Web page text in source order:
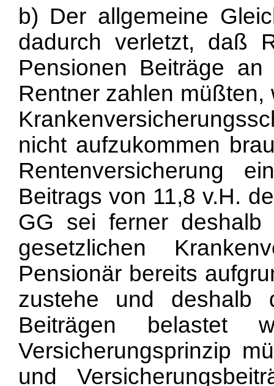
b) Der allgemeine
dadurch verletzt, daß
Pensionen Beiträge
Rentner zahlen
nicht aufzukommen
Rentenversicherung
Beitrags von 11,8 v.H.
GG sei ferner
gesetzlichen
Pensionär bereits
zustehe und deshalb
Beiträgen belastet
Versicherungsprinzip
und